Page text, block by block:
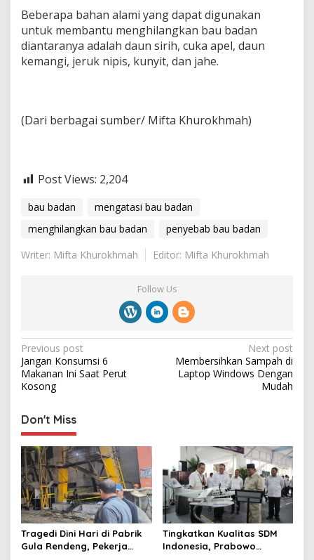
Beberapa bahan alami yang dapat digunakan
untuk membantu menghilangkan bau badan
diantaranya adalah daun sirih, cuka apel, daun
kemangi, jeruk nipis, kunyit, dan jahe.
(Dari berbagai sumber/ Mifta Khurokhmah)
Post Views: 2,204
bau badan
mengatasi bau badan
menghilangkan bau badan
penyebab bau badan
Writer: Mifta Khurokhmah
Editor: Mifta Khurokhmah
Follow Us
P
o
s
t
n
a
v
i
g
a
t
Previous post
Jangan Konsumsi 6
Makanan Ini Saat Perut
Kosong
Next post
Membersihkan Sampah di
Laptop Windows Dengan
Mudah
Don't Miss
Tragedi Dini Hari di Pabrik
Gula Rendeng, Pekerja
Tingkatkan Kualitas SDM
Indonesia, Prabowo